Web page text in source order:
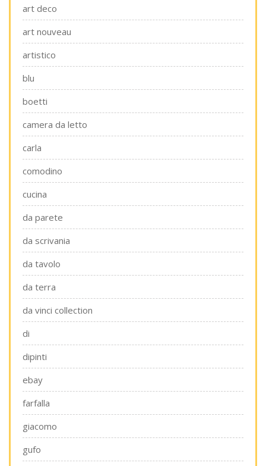
art deco
art nouveau
artistico
blu
boetti
camera da letto
carla
comodino
cucina
da parete
da scrivania
da tavolo
da terra
da vinci collection
di
dipinti
ebay
farfalla
giacomo
gufo